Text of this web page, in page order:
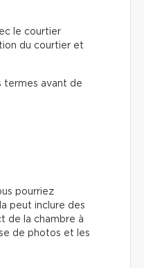
le courtier
du courtier et
termes avant de
pourriez
peut inclure des
de la chambre à
de photos et les